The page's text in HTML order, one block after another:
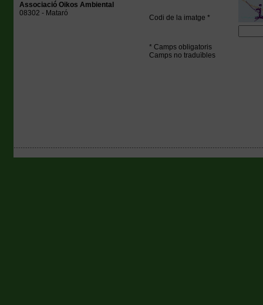
Associació Oikos Ambiental
08302 - Mataró
Codi de la imatge *
* Camps obligatoris
Camps no traduïbles